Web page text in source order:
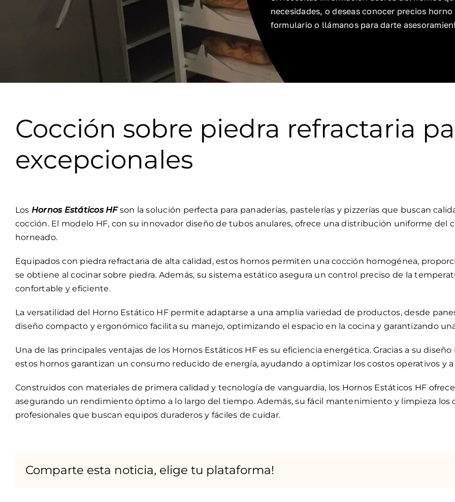
necesidades, o deseas conocer precios
formulario o llámanos para darte
Cocción sobre piedra refractaria
excepcionales
Los Hornos Estáticos HFson la solución perfecta para panaderías, pastelerías y pizzerías que buscan
cocción. El modelo HF, con su innovador diseño de tubos anulares, ofrece una distribución uniforme del
horneado.
Equipados con piedra refractaria de alta calidad, estos hornos permiten una cocción homogénea,
se obtiene al cocinar sobre piedra. Además, su sistema estático asegura un control preciso de la
confortable y eficiente.
La versatilidad del Horno Estático HF permite adaptarse a una amplia variedad de productos, desde
diseño compacto y ergonómico facilita su manejo, optimizando el espacio en la cocina y garantizando
Una de las principales ventajas de los Hornos Estáticos HF es su eficiencia energética. Gracias a su
estos hornos garantizan un consumo reducido de energía, ayudando a optimizar los costos operativos y
Construidos con materiales de primera calidad y tecnología de vanguardia, los Hornos Estáticos HF
asegurando un rendimiento óptimo a lo largo del tiempo. Además, su fácil mantenimiento y limpieza los
profesionales que buscan equipos duraderos y fáciles de cuidar.
Comparte esta noticia, elige tu plataforma!